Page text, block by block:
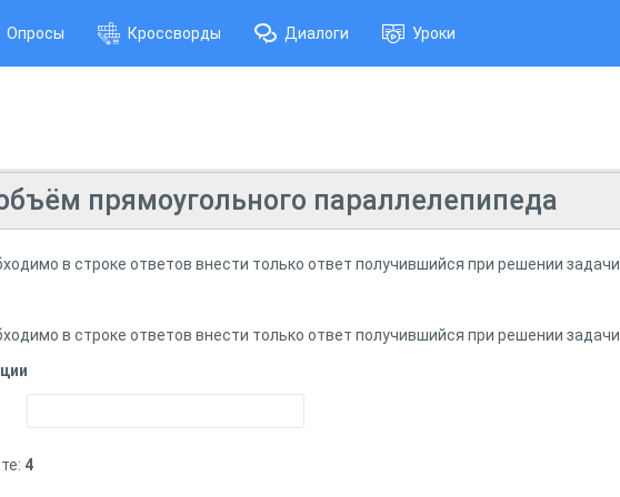
Опросы Кроссворды Диалоги Уроки
прямоугольного параллелепипеда
в строке ответов внести только ответ получившийся при решении задачи
в строке ответов внести только ответ получившийся при решении задачи
4